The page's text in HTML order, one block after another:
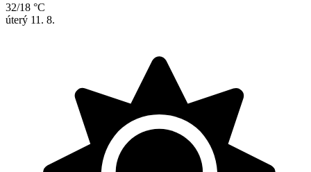
32/18 °C
úterý 11. 8.